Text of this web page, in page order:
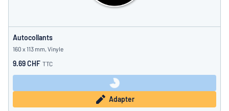
Autocollants
160 x 113 mm, Vinyle
9.69 CHF TTC
Adapter